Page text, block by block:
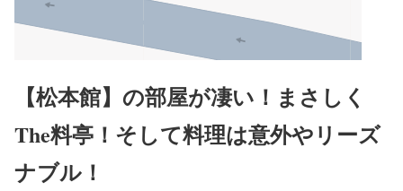
【松本館】の部屋が凄い！まさしく
The料亭！そして料理は意外やリーズ
ナブル！